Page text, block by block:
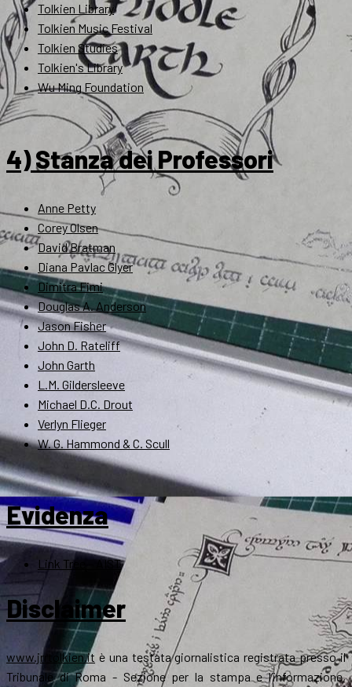
Tolkien Library
Tolkien Music Festival
Tolkien Studies
Tolkien's Library
Wu Ming Foundation
4) Stanza dei Professori
Anne Petty
Corey Olsen
David Bratman
Diana Pavlac Glyer
Dimitra Fimi
Douglas A. Anderson
Jason Fisher
John D. Rateliff
John Garth
L.M. Gildersleeve
Michael D.C. Drout
Verlyn Flieger
W. G. Hammond & C. Scull
Evidenza
Link Tree – AIST
Disclaimer
www.jrrtolkien.it è una testata giornalistica registrata presso il
Tribunale di Roma - Sezione per la stampa e l’informazione,